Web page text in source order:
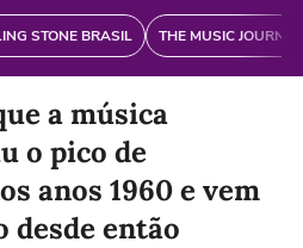
STONE BRASIL THE MUSIC
a música
o pico de
anos 1960 e vem
desde então